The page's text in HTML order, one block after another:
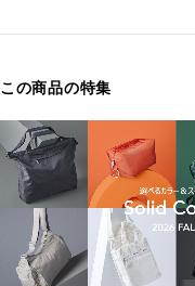
この商品の特集